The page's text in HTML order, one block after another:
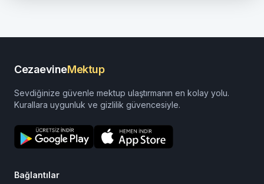
CezaevineMektup
Sevdiğinize güvenle mektup ulaştırmanın en kolay yolu.
Kurallara uygunluk ve gizlilik güvencesiyle.
Bağlantılar